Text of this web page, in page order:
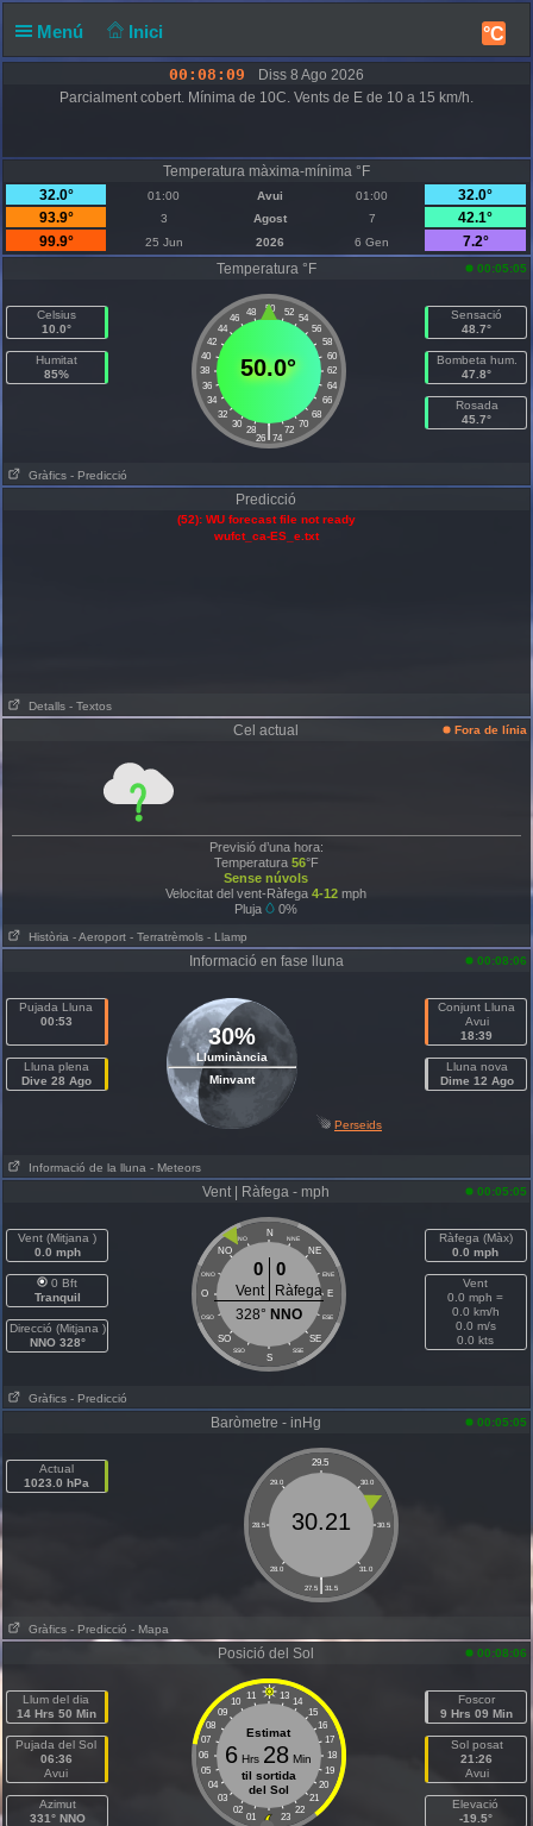
Menú Inici °C
00:08:10
Diss 8 Ago 2026
Parcialment cobert. Mínima de 10C. Vents de E de 10 a 15 km/h.
Temperatura màxima-mínima °F
32.0°
01:00 Avui 01:00
32.0°
93.9°
3 Agost 7
42.1°
99.9°
25 Jun 2026 6 Gen
7.2°
Temperatura °F
00:05:05
Celsius
10.0°
Humitat
85%
50
48 52
46
54
44
56
42
58
40
60
38
62
36
64
34
66
32
68
30
70
28 72
|
26 74
50.0°
Sensació
48.7°
Bombeta hum.
47.8°
Rosada
45.7°
Gràfics - Predicció
Predicció
(52): WU forecast file not ready
wufct_ca-ES_e.txt
Detalls - Textos
Cel actual Fora de línia
Previsió d’una hora:
Temperatura 56°F
Sense núvols
Velocitat del vent-Ràfega 4-12 mph
Pluja
0%
Història - Aeroport - Terratrèmols - Llamp
Informació en fase lluna 00:08:06
Pujada Lluna
00:53
Lluna plena
Dive 28 Ago
30%
Lluminància
Minvant
Conjunt Lluna
Avui
18:39
Lluna nova
Dime 12 Ago
Perseids
Informació de la lluna - Meteors
Vent | Ràfega - mph 00:05:05
Vent (Mitjana )
0.0 mph
0 Bft
Tranquil
Direcció (Mitjana )
NNO 328°
N
NNO NNE
NO NE
ONO ENE
O E
OSO ESE
SO SE
SSO SSE
S
0 0
Vent
Ràfega
328° NNO
Ràfega (Màx)
0.0 mph
Vent
0.0 mph =
0.0 km/h
0.0 m/s
0.0 kts
Gràfics - Predicció
Baròmetre - inHg 00:05:05
Actual
1023.0 hPa
29.5
29.0 30.0
28.5 30.5
28.0 31.0
|
27.5 31.5
30.21
Gràfics - Predicció - Mapa
Posició del Sol 00:08:06
Llum del dia
14 Hrs 50 Min
Pujada del Sol
06:36
Avui
Azimut
331° NNO
11 13
10
14
09
15
08
16
07
17
06
18
05
19
04
20
03
21
02
22
01 23
Estimat
6 Hrs 28 Min
til sortida
del Sol
Foscor
9 Hrs 09 Min
Sol posat
21:26
Avui
Elevació
-19.5°